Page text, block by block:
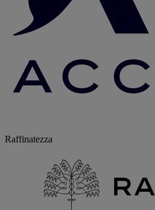
Raffinatezza